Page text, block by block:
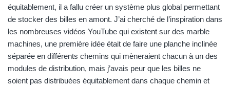
équitablement, il a fallu créer un système plus global permettant
de stocker des billes en amont. J’ai cherché de l’inspiration dans
les nombreuses vidéos YouTube qui existent sur des marble
machines, une première idée était de faire une planche inclinée
séparée en différents chemins qui mèneraient chacun à un des
modules de distribution, mais j’avais peur que les billes ne
soient pas distribuées équitablement dans chaque chemin et